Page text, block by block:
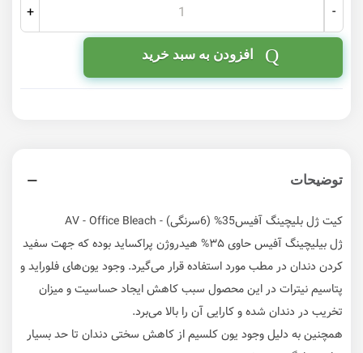
-
+
افزودن به سبد خرید
توضیحات
کیت ژل بلیچینگ آفیس35% (6سرنگی) - AV - Office Bleach
ژل بیلیچینگ آفیس حاوی ۳۵% هیدروژن پراکساید بوده که جهت سفید
کردن دندان در مطب مورد استفاده قرار می‌گیرد. وجود یون‌های فلوراید و
پتاسیم نیترات در این محصول سبب کاهش ایجاد حساسیت و میزان
تخریب در دندان شده و کارایی آن را بالا می‌برد.
همچنین به دلیل وجود یون کلسیم از کاهش سختی دندان تا حد بسیار